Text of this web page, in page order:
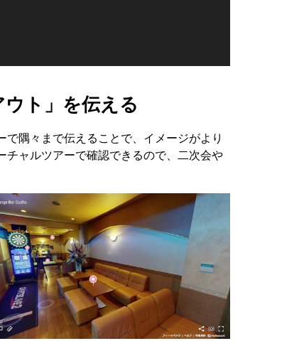
ト」を伝える
隅々まで伝えることで、イメージがより
ャルツアーで確認できるので、二次会や